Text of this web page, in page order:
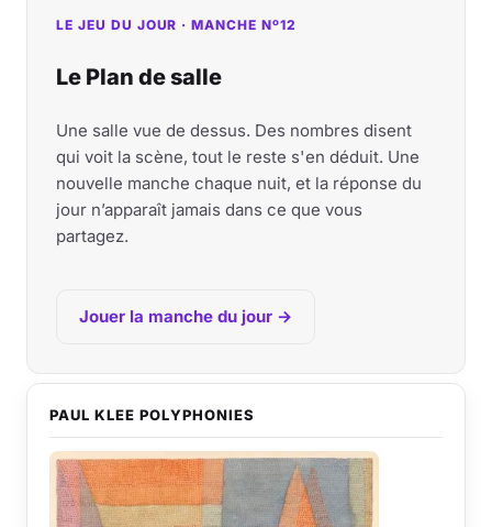
LE JEU DU JOUR · MANCHE Nº12
Le Plan de salle
Une salle vue de dessus. Des nombres disent
qui voit la scène, tout le reste s'en déduit. Une
nouvelle manche chaque nuit, et la réponse du
jour n’apparaît jamais dans ce que vous
partagez.
Jouer la manche du jour →
PAUL KLEE POLYPHONIES